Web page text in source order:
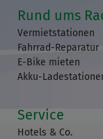
Rund ums
Vermietstationen
Fahrrad-Reparatur
E-Bike mieten
Akku-
Service
Hotels & Co.